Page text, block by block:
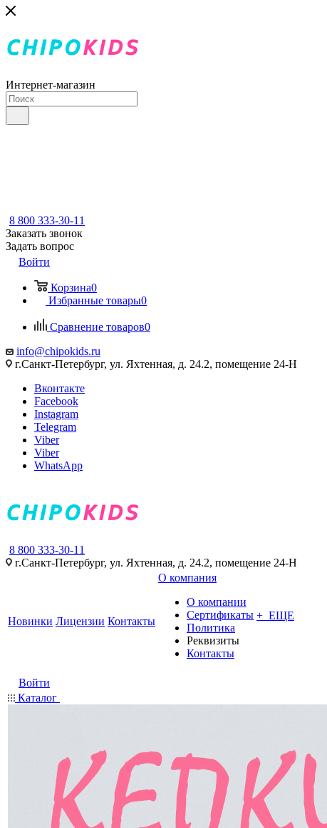
Интернет-магазин
8 800 333-30-11
Заказать звонок
Задать вопрос
Войти
Корзина0
Избранные товары0
Сравнение товаров0
info@chipokids.ru
г.Санкт-Петербург, ул. Яхтенная, д. 24.2, помещение 24-Н
Вконтакте
Facebook
Instagram
Telegram
Viber
Viber
WhatsApp
8 800 333-30-11
г.Санкт-Петербург, ул. Яхтенная, д. 24.2, помещение 24-Н
Новинки Лицензии Контакты
О компания
О компании
Сертификаты
Политика
Реквизиты
Контакты
+ ЕЩЕ
Войти
Каталог